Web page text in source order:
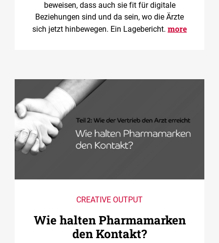
beweisen, dass auch sie fit für digitale
Beziehungen sind und da sein, wo die Ärzte
sich jetzt hinbewegen. Ein Lagebericht. more
CREATIVE OUTPUT
Wie halten Pharmamarken
den Kontakt?